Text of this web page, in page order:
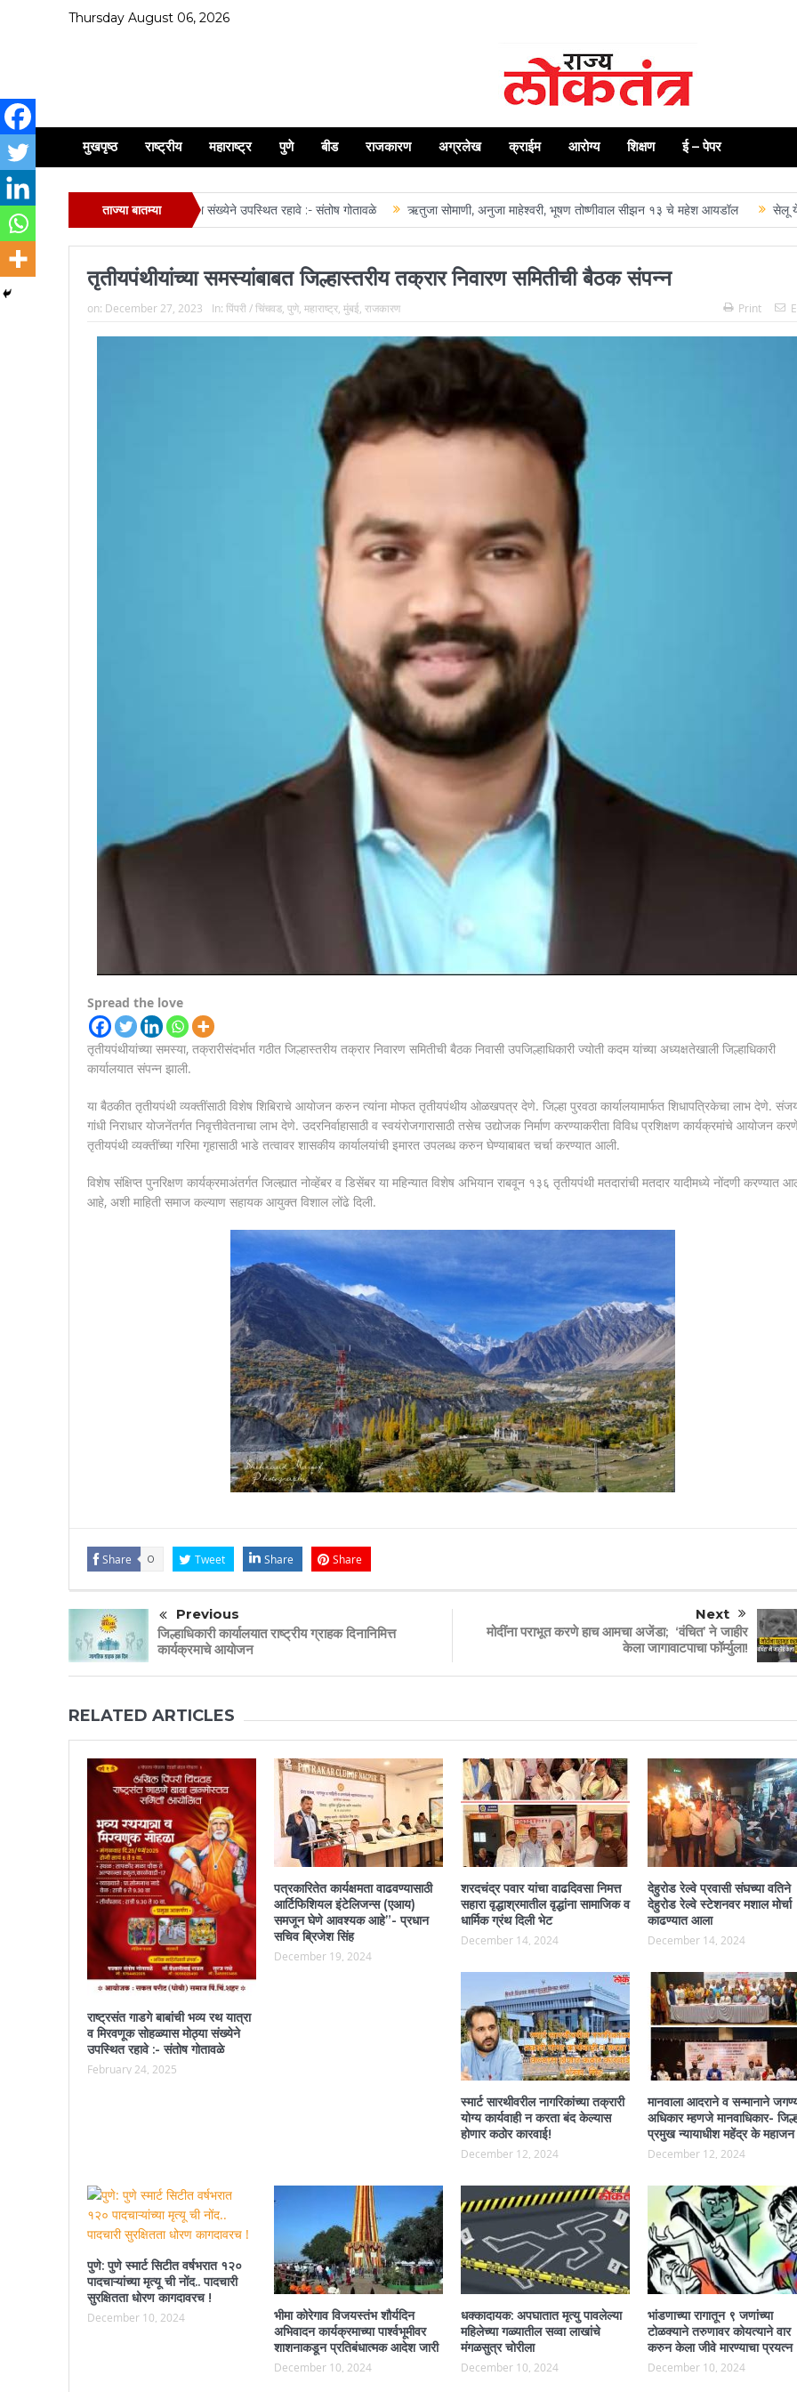
Thursday August 06, 2026
मुखपृष्ठ राष्ट्रीय महाराष्ट्र पुणे बीड राजकारण अग्रलेख क्राईम आरोग्य शिक्षण ई – पेपर
ताज्या बातम्या
यात्रा व मिरवणूक सोहळ्यास मोठ्या संख्येने उपस्थित रहावे :- संतोष गोतावळे ऋतुजा सोमाणी, अनुजा माहेश्वरी, भूषण तोष्णीवाल सीझन १३ चे महेश आयडॉल सेलू येथील
तृतीयपंथीयांच्या समस्यांबाबत जिल्हास्तरीय तक्रार निवारण समितीची बैठक संपन्न
on: December 27, 2023 In: पिंपरी / चिंचवड, पुणे, महाराष्ट्र, मुंबई राजकारण Print
Spread the love
तृतीयपंथीयांच्या समस्या, तक्रारीसंदर्भात गठीत जिल्हास्तरीय तक्रार निवारण समितीची बैठक निवासी उपजिल्हाधिकारी ज्योती कदम यांच्या अध्यक्षतेखाली जिल्हाधिकारी
कार्यालयात संपन्न झाली.
या बैठकीत तृतीयपंथी व्यक्तींसाठी विशेष शिबिराचे आयोजन करुन त्यांना मोफत तृतीयपंथीय ओळखपत्र देणे. जिल्हा पुरवठा कार्यालयामार्फत शिधापत्रिकेचा लाभ देणे.
गांधी निराधार योजनेंतर्गत निवृत्तीवेतनाचा लाभ देणे. उदरनिर्वाहासाठी व स्वयंरोजगारासाठी तसेच उद्योजक निर्माण करण्याकरीता विविध प्रशिक्षण कार्यक्रमांचे आयोजन
तृतीयपंथी व्यक्तींच्या गरिमा गृहासाठी भाडे तत्वावर शासकीय कार्यालयांची इमारत उपलब्ध करुन घेण्याबाबत चर्चा करण्यात आली.
विशेष संक्षिप्त पुनरिक्षण कार्यक्रमाअंतर्गत जिल्ह्यात नोव्हेंबर व डिसेंबर या महिन्यात विशेष अभियान राबवून १३६ तृतीयपंथी मतदारांची मतदार यादीमध्ये नोंदणी करण्यात
आहे, अशी माहिती समाज कल्याण सहायक आयुक्त विशाल लोंढे दिली.
Share 0 Tweet Share Share
Previous
जिल्हाधिकारी कार्यालयात राष्ट्रीय ग्राहक दिनानिमित्त
कार्यक्रमाचे आयोजन
Next
मोदींना पराभूत करणे हाच आमचा अजेंडा; ‘वंचित’ ने जाहीर
केला जागावाटपाचा फॉर्म्युला!
RELATED ARTICLES
राष्ट्रसंत गाडगे बाबांची भव्य रथ यात्रा
व मिरवणूक सोहळ्यास मोठ्या संख्येने
उपस्थित रहावे :- संतोष गोतावळे
February 24, 2025
पत्रकारितेत कार्यक्षमता वाढवण्यासाठी
आर्टिफिशियल इंटेलिजन्स (एआय)
समजून घेणे आवश्यक आहे”- प्रधान
सचिव ब्रिजेश सिंह
December 19, 2024
शरदचंद्र पवार यांचा वाढदिवसा निमत्त
सहारा वृद्धाश्रमातील वृद्धांना सामाजिक व
धार्मिक ग्रंथ दिली भेट
December 14, 2024
देहुरोड रेल्वे प्रवासी संघच्या वतिने
देहुरोड रेल्वे स्टेशनवर मशाल मोर्चा
काढण्यात आला
December 14, 2024
स्मार्ट सारथीवरील नागरिकांच्या तक्रारी
योग्य कार्यवाही न करता बंद केल्यास
होणार कठोर कारवाई!
December 12, 2024
मानवाला आदराने व सन्मानाने
अधिकार म्हणजे मानवाधिकार-
प्रमुख न्यायाधीश महेंद्र के महाजन
December 12, 2024
पुणे: पुणे स्मार्ट सिटीत वर्षभरात १२०
पादचाऱ्यांच्या मृत्यू ची नोंद.. पादचारी
सुरक्षितता धोरण कागदावरच !
December 10, 2024
भीमा कोरेगाव विजयस्तंभ शौर्यदिन
अभिवादन कार्यक्रमाच्या पार्श्वभूमीवर
शाशनाकडून प्रतिबंधात्मक आदेश जारी
December 10, 2024
धक्कादायक: अपघातात मृत्यु पावलेल्या
महिलेच्या गळ्यातील सव्वा लाखांचे
मंगळसुत्र चोरीला
December 10, 2024
भांडणाच्या रागातून ९ जणांच्या
टोळक्याने तरुणावर कोयत्याने वार
करुन केला जीवे मारण्याचा प्रयत्न
December 10, 2024